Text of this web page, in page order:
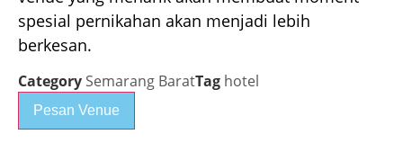
spesial pernikahan akan menjadi lebih
berkesan.
Category Semarang BaratTag hotel
Pesan Venue